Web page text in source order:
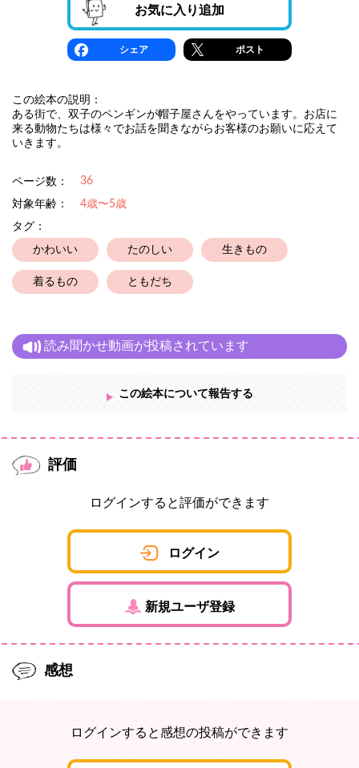
お気に入り追加
シェア ポスト
この絵本の説明：
ある街で、双子のペンギンが帽子屋さんをやっています。お店に
来る動物たちは様々でお話を聞きながらお客様のお願いに応えて
いきます。
ページ数： 36
対象年齢：
4歳〜5歳
タグ：
かわいい たのしい 生きもの
着るもの ともだち
読み聞かせ動画が投稿されています
この絵本について報告する
評価
ログインすると評価ができます
ログイン
新規ユーザ登録
感想
ログインすると感想の投稿ができます